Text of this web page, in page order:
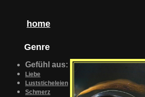
home
Genre
Gefühl aus:
Liebe
Luststicheleien
Schmerz